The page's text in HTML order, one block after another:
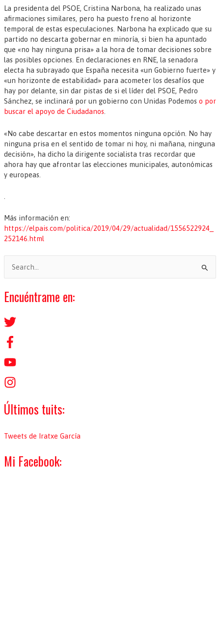
La presidenta del PSOE, Cristina Narbona, ha realizado unas
afirmaciones similares, pero ha puesto freno al horizonte
temporal de estas especulaciones. Narbona ha explicado que su
partido no descarta gobernar en minoría, si bien ha apuntado
que «no hay ninguna prisa» a la hora de tomar decisiones sobre
las posibles opciones. En declaraciones en RNE, la senadora
electa ha subrayado que España necesita «un Gobierno fuerte» y
«un horizonte de estabilidad» para acometer los desafíos que
hay por delante, sin dar pistas de si el líder del PSOE, Pedro
Sánchez, se inclinará por un gobierno con Unidas Podemos o por
buscar el apoyo de Ciudadanos
«No cabe descartar en estos momentos ninguna opción. No hay
ninguna prisa en el sentido de tomar ni hoy, ni mañana, ninguna
decisión», ha dicho la dirigente socialista tras recordar que
ahora hay que afrontar las elecciones municipales, autonómicas
y europeas.
Más información en:
https://elpais.com/politica/2019/04/29/actualidad/1556522924_
252146.html
s
c
a
o
r
Encuéntrame en:
Últimos tuits:
Tweets de Iratxe García
Mi Facebook: